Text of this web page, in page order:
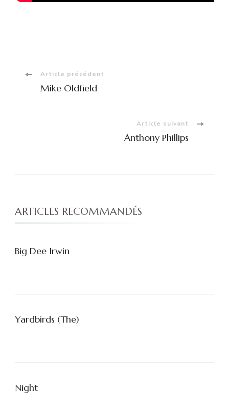
Navigation
Article précédent
Mike Oldfield
Article suivant
Anthony Phillips
ARTICLES RECOMMANDÉS
Big Dee Irwin
Yardbirds (The)
Night